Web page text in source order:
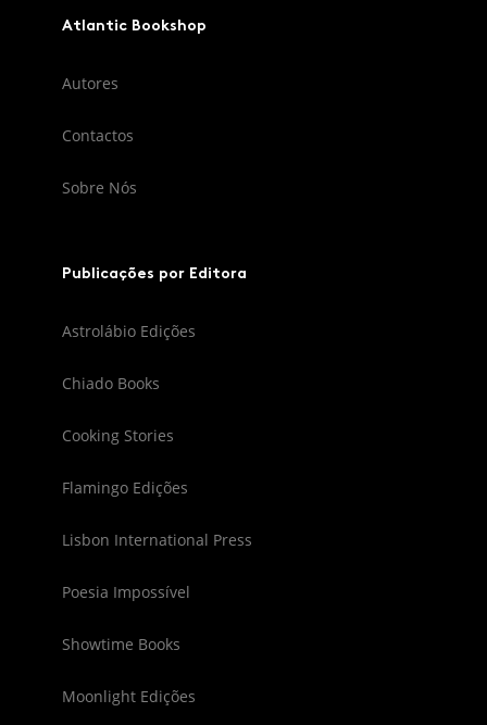
Atlantic Bookshop
Autores
Contactos
Sobre Nós
Publicações por Editora
Astrolábio Edições
Chiado Books
Cooking Stories
Flamingo Edições
Lisbon International Press
Poesia Impossível
Showtime Books
Moonlight Edições